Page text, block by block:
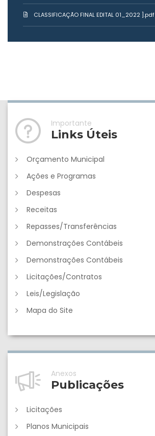
CLASSIFICAÇÃO FINAL EDITAL 01_2022 ].pdf
Importante
Links Úteis
Orçamento Municipal
Ações e Programas
Despesas
Receitas
Repasses/Transferências
Demonstrações Contábeis
Demonstrações Contábeis
Licitações/Contratos
Leis/Legislação
Mapa do Site
Anexos
Publicações
Licitações
Planos Municipais